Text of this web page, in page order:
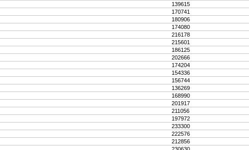
139615
170741
180906
174080
216178
215601
186125
202666
174204
154336
156744
136269
168990
201917
211056
197972
233300
222576
212856